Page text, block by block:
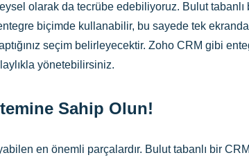
olarak da tecrübe edebiliyoruz. Bulut tabanlı
biçimde kullanabilir, bu sayede tek
seçim belirleyecektir. Zoho CRM gibi
yönetebilirsiniz.
Sahip Olun!
en önemli parçalardır. Bulut tabanlı bir